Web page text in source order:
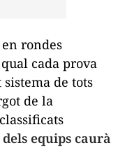
rondes
cada prova
de tots
de la
equips caurà